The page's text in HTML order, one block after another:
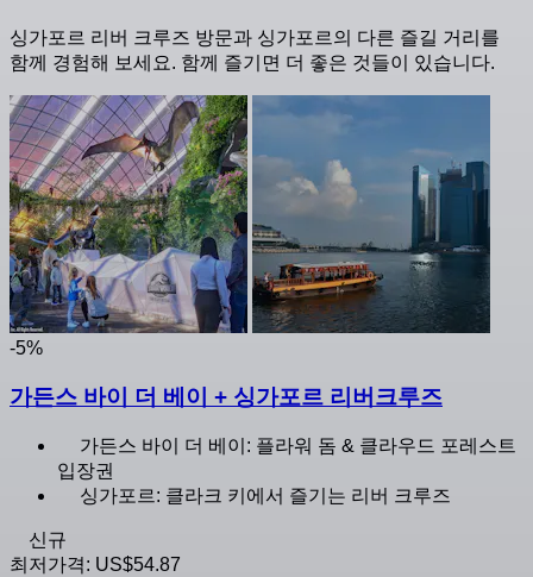
싱가포르 리버 크루즈 방문과 싱가포르의 다른 즐길 거리를
함께 경험해 보세요. 함께 즐기면 더 좋은 것들이 있습니다.
-5%
가든스 바이 더 베이 + 싱가포르 리버크루즈
가든스 바이 더 베이: 플라워 돔 & 클라우드 포레스트
입장권
싱가포르: 클라크 키에서 즐기는 리버 크루즈
신규
최저가격: US$54.87